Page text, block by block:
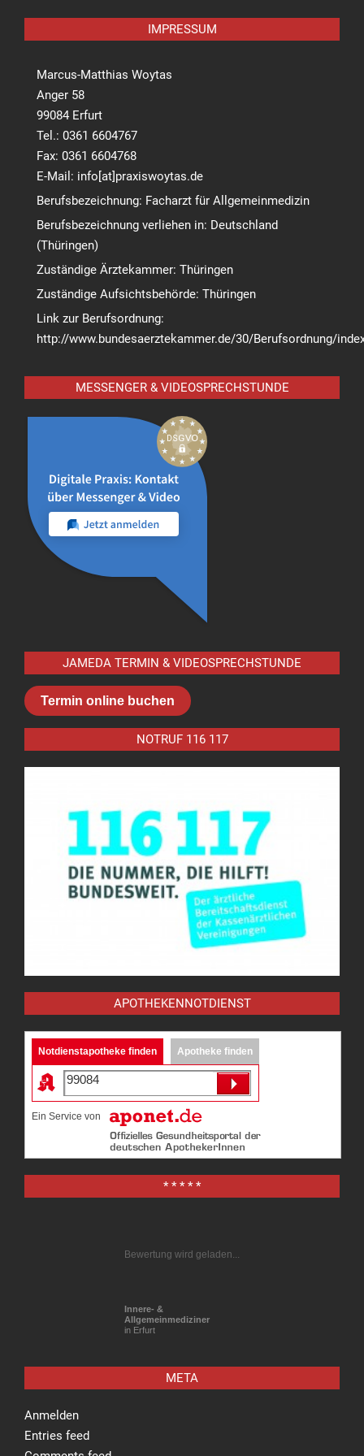
IMPRESSUM
Marcus-Matthias Woytas
Anger 58
99084 Erfurt
Tel.: 0361 6604767
Fax: 0361 6604768
E-Mail: info[at]praxiswoytas.de
Berufsbezeichnung: Facharzt für Allgemeinmedizin
Berufsbezeichnung verliehen in: Deutschland
(Thüringen)
Zuständige Ärztekammer: Thüringen
Zuständige Aufsichtsbehörde: Thüringen
Link zur Berufsordnung:
http://www.bundesaerztekammer.de/30/Berufsordnung/
MESSENGER & VIDEOSPRECHSTUNDE
JAMEDA TERMIN & VIDEOSPRECHSTUNDE
Termin online buchen
NOTRUF 116 117
APOTHEKENNOTDIENST
Notdienstapotheke finden Apotheke finden
Ein Service von
* * * * *
Bewertung wird geladen...
Innere- &
Allgemeinmediziner
in Erfurt
META
Anmelden
Entries feed